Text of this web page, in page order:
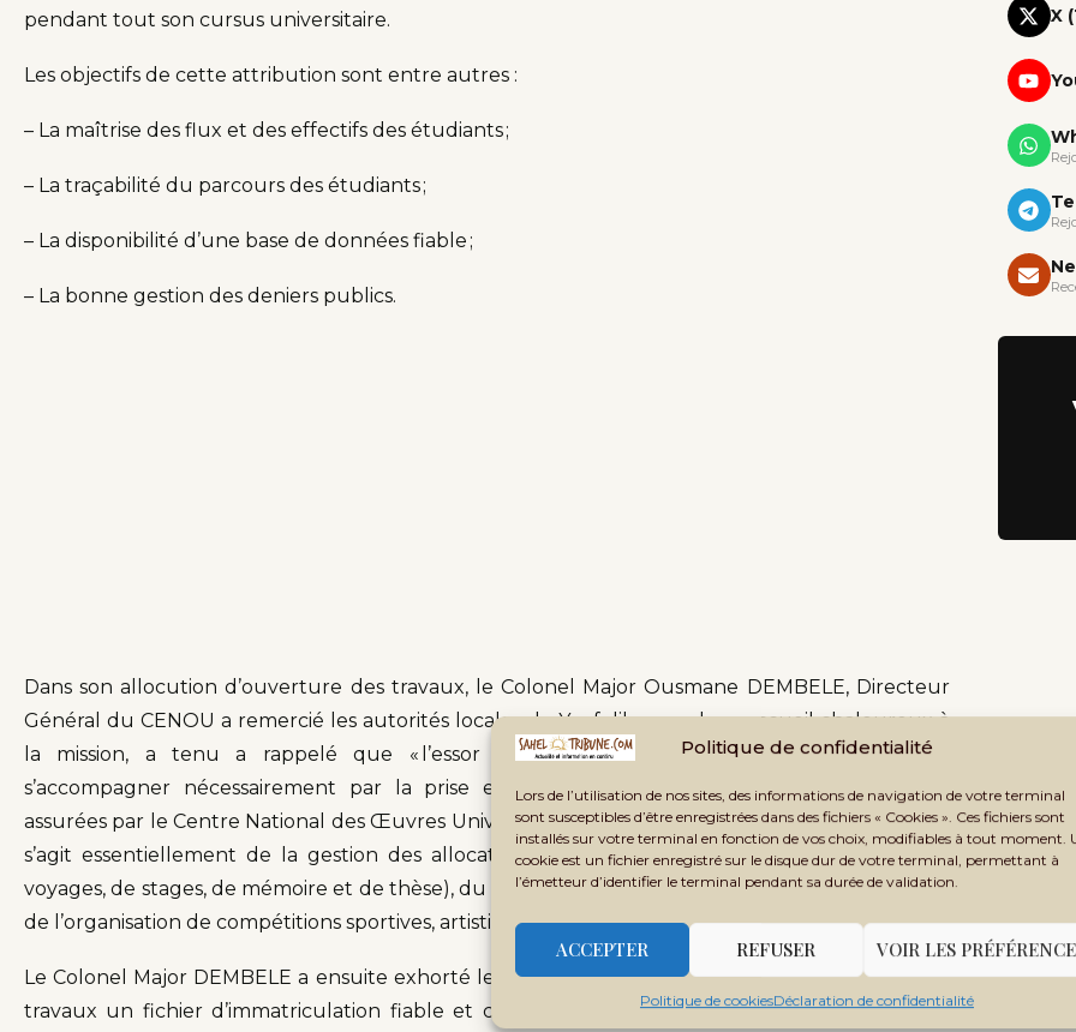
Politique de confidentialité
Lors de l’utilisation de nos sites, des informations de navigation de votre terminal
sont susceptibles d’être enregistrées dans des fichiers « Cookies ». Ces fichiers sont
installés sur votre terminal en fonction de vos choix, modifiables à tout moment.
cookie est un fichier enregistré sur le disque dur de votre terminal, permettant à
l’émetteur d’identifier le terminal pendant sa durée de validation.
ACCEPTER REFUSER VOIR LES
Politique de cookiesDéclaration de confidentialité
pendant tout son cursus universitaire.
Les objectifs de cette attribution sont entre autres :
– La maîtrise des flux et des effectifs des étudiants ;
– La traçabilité du parcours des étudiants ;
– La disponibilité d’une base de données fiable ;
– La bonne gestion des deniers publics.
Dans son allocution d’ouverture des travaux, le Colonel Major Ousmane DEMBELE, Directeur
Général du CENOU a remercié les autorités locales de Yanfolila pour leur accueil chaleureux à
la mission, a tenu a rappelé que « l’essor de l’enseignement supérieur du Mali doit
s’accompagner nécessairement par la prise en charge adéquate des prestations sociales
assurées par le Centre National des Œuvres Universitaires (CENOU) au bénéfice des étudiants. Il
s’agit essentiellement de la gestion des allocations financières (Bourses ; Trousseau, Frais de
voyages, de stages, de mémoire et de thèse), du transport, de l’hébergement, de la restauration,
de l’organisation de compétitions sportives, artistiques, culturelles et de loisirs ainsi que la santé ».
Le Colonel Major DEMBELE a ensuite exhorté les participants de l’atelier à produire à la fin des
travaux un fichier d’immatriculation fiable et complet qui permettra d’une part, au CENOU
X